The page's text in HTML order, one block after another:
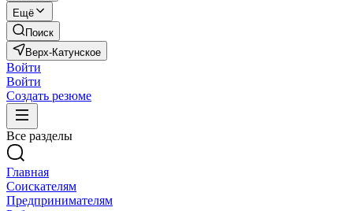
Ещё
Поиск
Верх-Катунское
Войти
Войти
Создать резюме
Все разделы
Главная
Соискателям
Предпринимателям